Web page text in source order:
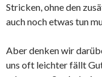
Stricken, ohne den
auch noch etwas tun
Aber denken wir
uns oft leichter fällt